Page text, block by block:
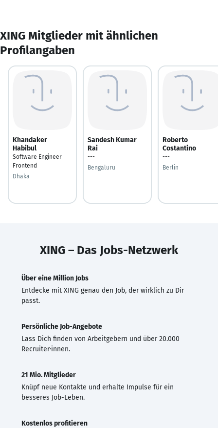
XING Mitglieder mit ähnlichen
Profilangaben
Khandaker
Habibul
Software Engineer
Frontend
Dhaka
Sandesh Kumar
Rai
---
Bengaluru
Roberto
Costantino
---
Berlin
XING – Das Jobs-Netzwerk
Über eine Million Jobs
Entdecke mit XING genau den Job, der wirklich zu Dir
passt.
Persönliche Job-Angebote
Lass Dich finden von Arbeitgebern und über 20.000
Recruiter·innen.
21 Mio. Mitglieder
Knüpf neue Kontakte und erhalte Impulse für ein
besseres Job-Leben.
Kostenlos profitieren